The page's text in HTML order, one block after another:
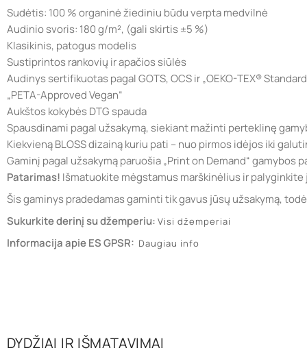
Sudėtis: 100 % organinė žiediniu būdu verpta medvilnė
Audinio svoris: 180 g/m², (gali skirtis ±5 %)
Klasikinis, patogus modelis
Sustiprintos rankovių ir apačios siūlės
Audinys sertifikuotas pagal GOTS, OCS ir „OEKO-TEX®
„PETA-Approved Vegan“
Aukštos kokybės DTG spauda
Spausdinami pagal užsakymą, siekiant mažinti perteklinę
Kiekvieną BLOSS dizainą kuriu pati – nuo pirmos idėjos iki
Gaminį pagal užsakymą paruošia „Print on Demand“ gamybos
Patarimas! Išmatuokite mėgstamus marškinėlius ir
Šis gaminys pradedamas gaminti tik gavus jūsų užsakymą,
Sukurkite derinį su džemperiu: Visi džemperiai
Informacija apie ES GPSR: Daugiau info
DYDŽIAI IR IŠMATAVIMAI